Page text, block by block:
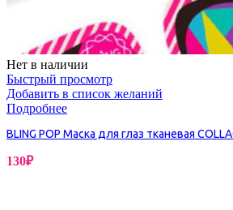
Нет в наличии
Быстрый просмотр
Добавить в список желаний
Подробнее
BLING POP Маска для глаз тканевая
130₽